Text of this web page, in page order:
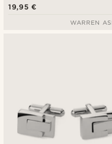
19,95 €
WARREN